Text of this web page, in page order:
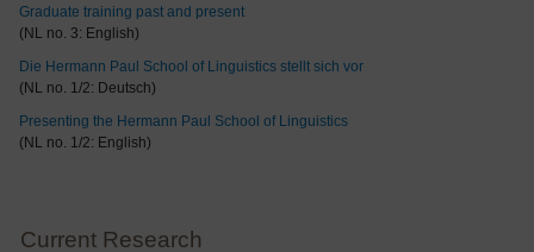
Graduate training past and present
(NL no. 3: English)
Die Hermann Paul School of Linguistics stellt sich vor
(NL no. 1/2: Deutsch)
Presenting the Hermann Paul School of Linguistics
(NL no. 1/2: English)
Current Research